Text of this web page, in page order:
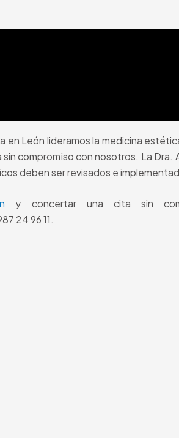
León lideramos la medicina
compromiso con nosotros. La Dra.
deben ser revisados e
y concertar una cita sin
24 96 11.